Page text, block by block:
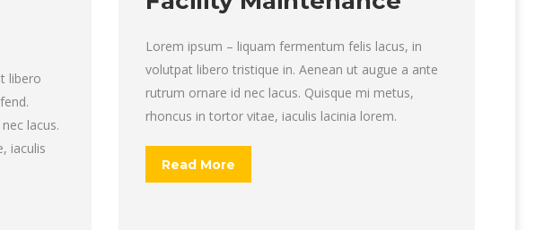
libero
lacus.
iaculis
Lorem ipsum – liquam fermentum felis lacus, in
volutpat libero tristique in. Aenean ut augue a ante
rutrum ornare id nec lacus. Quisque mi metus,
rhoncus in tortor vitae, iaculis lacinia lorem.
Read More